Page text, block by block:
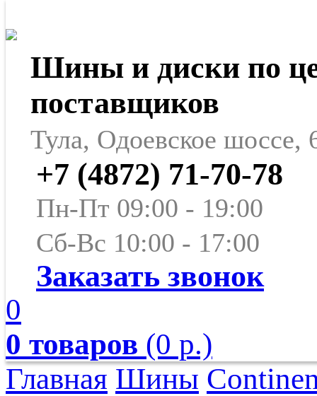
Шины и диски по
поставщиков
Тула, Одоевское шоссе,
+7 (4872) 71-70-78
Пн-Пт 09:00 - 19:00
Сб-Вс 10:00 - 17:00
Заказать звонок
0
0 товаров (0 р.)
Главная Шины